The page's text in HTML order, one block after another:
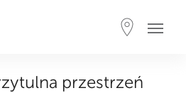
przestrzeń